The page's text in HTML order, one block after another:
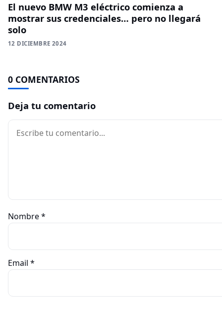
El nuevo BMW M3 eléctrico comienza a
mostrar sus credenciales… pero no llegará
solo
12 DICIEMBRE 2024
0 COMENTARIOS
Deja tu comentario
Comentario
Nombre*
Email *